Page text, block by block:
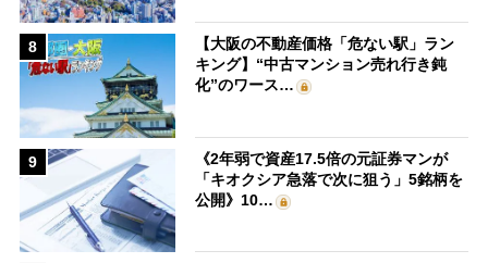
8
【大阪の不動産価格「危ない駅」ラン
キング】“中古マンション売れ行き鈍
化”のワース…
9
《2年弱で資産17.5倍の元証券マンが
「キオクシア急落で次に狙う」5銘柄を
公開》10…